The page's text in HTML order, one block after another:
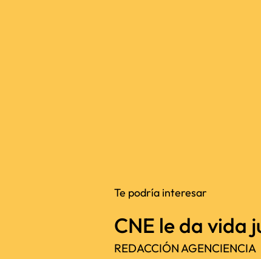
Te podría interesar
CNE le da vida
REDACCIÓN AGENCIENCIA